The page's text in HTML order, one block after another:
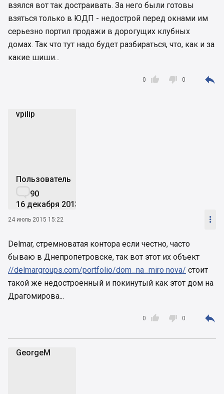
взялся вот так достраивать. За него были готовы
взяться только в ЮДП - недострой перед окнами им
серьезно портил продажи в дорогущих клубных
домах. Так что тут надо будет разбираться, что, как и за
какие шиши...

0  0 
vpilip
Пользователь
90
16 декабря 2013
24 июль 2015 15:22 
Delmar, стремноватая контора если честно, часто
бываю в Днепропетровске, так вот этот их объект
//delmargroups.com/portfolio/dom_na_miro nova/ стоит
такой же недостроенный и покинутый как этот дом на
Драгомирова...

0  0 
GeorgeM